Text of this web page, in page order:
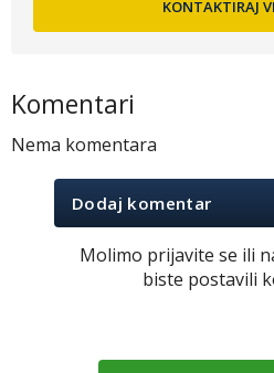
Komentari
Nema komentara
Dodaj komentar
Molimo prijavite se ili
biste postavili